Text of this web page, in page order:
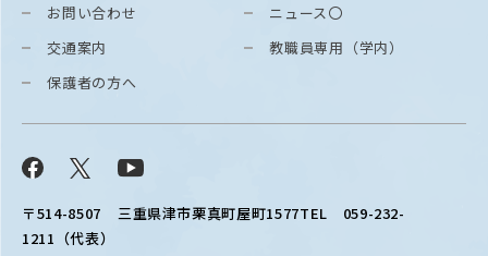
〒514-8507 三重県津市栗真町屋町1577TEL 059-232-
1211（代表）
お問い合わせ
交通案内
保護者の方へ
Facebook
ニュース〇
教職員専用（学内）